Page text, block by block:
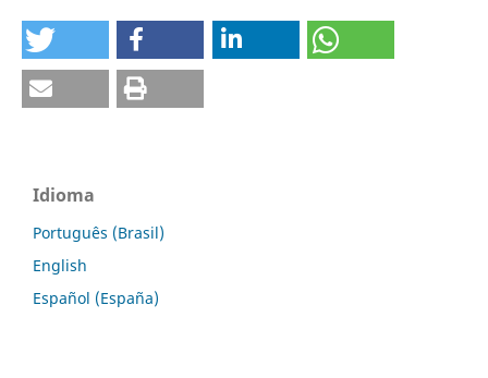
Idioma
Português (Brasil)
English
Español (España)